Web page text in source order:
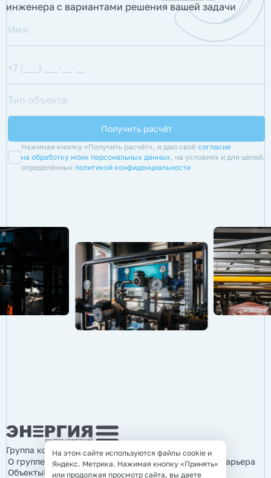
инженера с вариантами решения вашей задачи
Нажимая кнопку «Получить расчёт», я даю своё согласие
на обработку моих персональных данных, на условиях и для целей,
определённых политикой конфиденциальности
Группа компаний «Энергия»
О группе компанийПродукцияУслугиИнформация
Карьера
ОбъектыКонтакты
На этом сайте используются файлы cookie и
Яндекс. Метрика. Нажимая кнопку «Принять»
или продолжая просмотр сайта, вы даете